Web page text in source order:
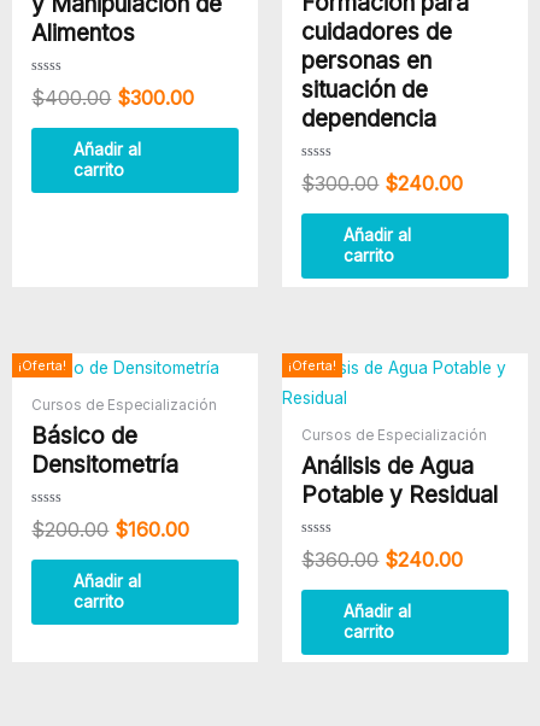
Alimentos
Valorado
con
de
$400.00 $300.00
Añadir al
carrito
cuidadores de
personas en
situación de
dependencia
Valorado
con
de
$300.00 $240.00
Añadir al
carrito
¡Oferta!
Cursos de Especialización
Básico de
Densitometría
Valorado
con
de
$200.00
El
original
era:
$200.00.
$160.00
El
actual
Añadir al
carrito
¡Oferta!
Cursos de Especialización
Análisis de Agua
Potable y Residual
Valorado
con
de
$360.00
El
era:
$360.00.
$240.00
El
es:
Añadir al
carrito